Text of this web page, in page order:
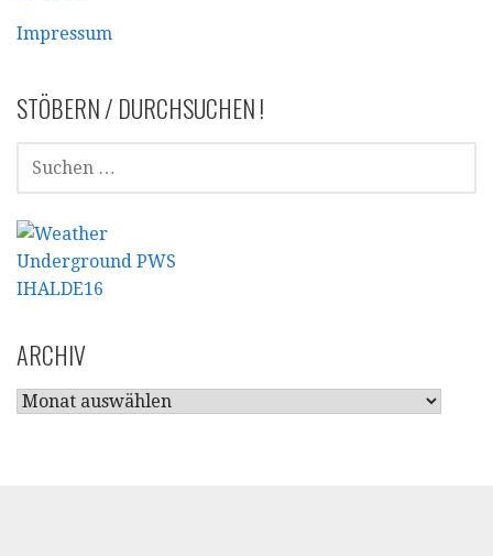
Impressum
STÖBERN / DURCHSUCHEN !
SUCHEN
NACH:
ARCHIV
ARCHIV